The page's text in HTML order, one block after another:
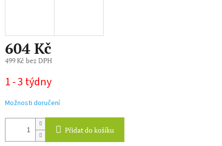
604 Kč
499 Kč bez DPH
cena:
1 - 3 týdny
Možnosti doručení
Přidat do košíku